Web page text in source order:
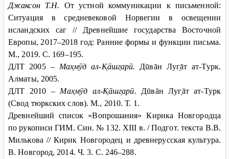
Джаксон Т.Н. От устной коммуникации к письменной:
Ситуация в средневековой Норвегии в освещении
исландских саг // Древнейшие государства Восточной
Европы, 2017–2018 год: Ранние формы и функции письма.
М., 2019. С. 169–195.
ДЛТ 2005 –
Мах̣мȳд ал-К̣āшг̣арū. Дūвāн Луг̣āт ат-Турк.
Алматы, 2005.
ДЛТ 2010 – Мах̣мȳд ал-К̣āшг̣арū. Дūвāн Луг̣āт ат-Турк
(Свод тюркских слов). М., 2010. Т. 1.
Древнейший список «Вопрошания» Кирика Новгородца
по рукописи ГИМ. Син. № 132. XIII в. / Подгот. текста В.В.
Милькова // Кирик Новгородец и древнерусская культура.
В. Новгород, 2014. Ч. 3. С. 246–288.